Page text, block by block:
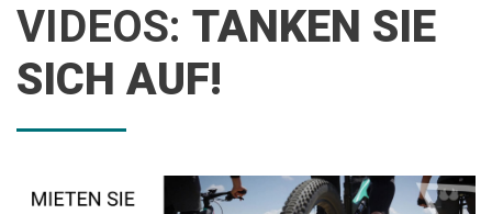
VIDEOS: TANKEN SIE
SICH AUF!